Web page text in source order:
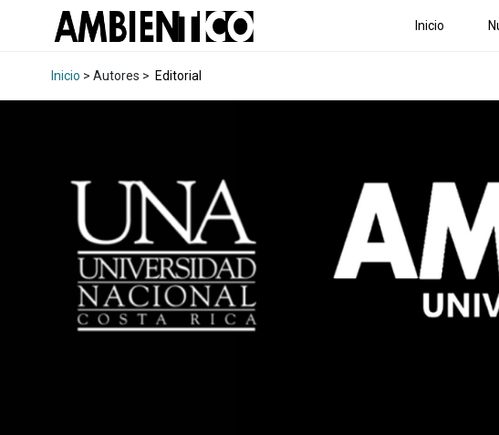
Inicio
Inicio > Autores > Editorial